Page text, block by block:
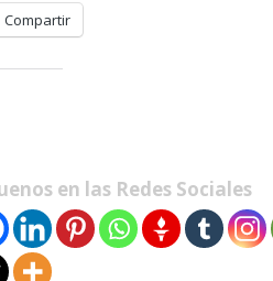
Compartir
en las Redes Sociales